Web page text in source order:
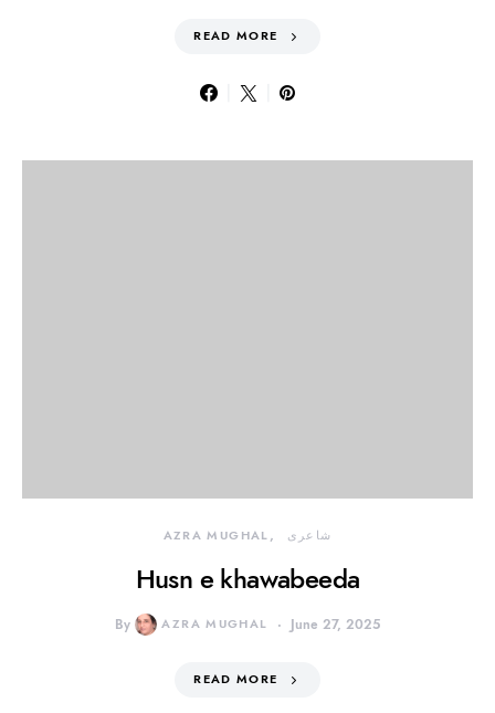
READ MORE
AZRA MUGHAL شاعری
Husn e khawabeeda
By AZRA MUGHAL June 27, 2025
READ MORE